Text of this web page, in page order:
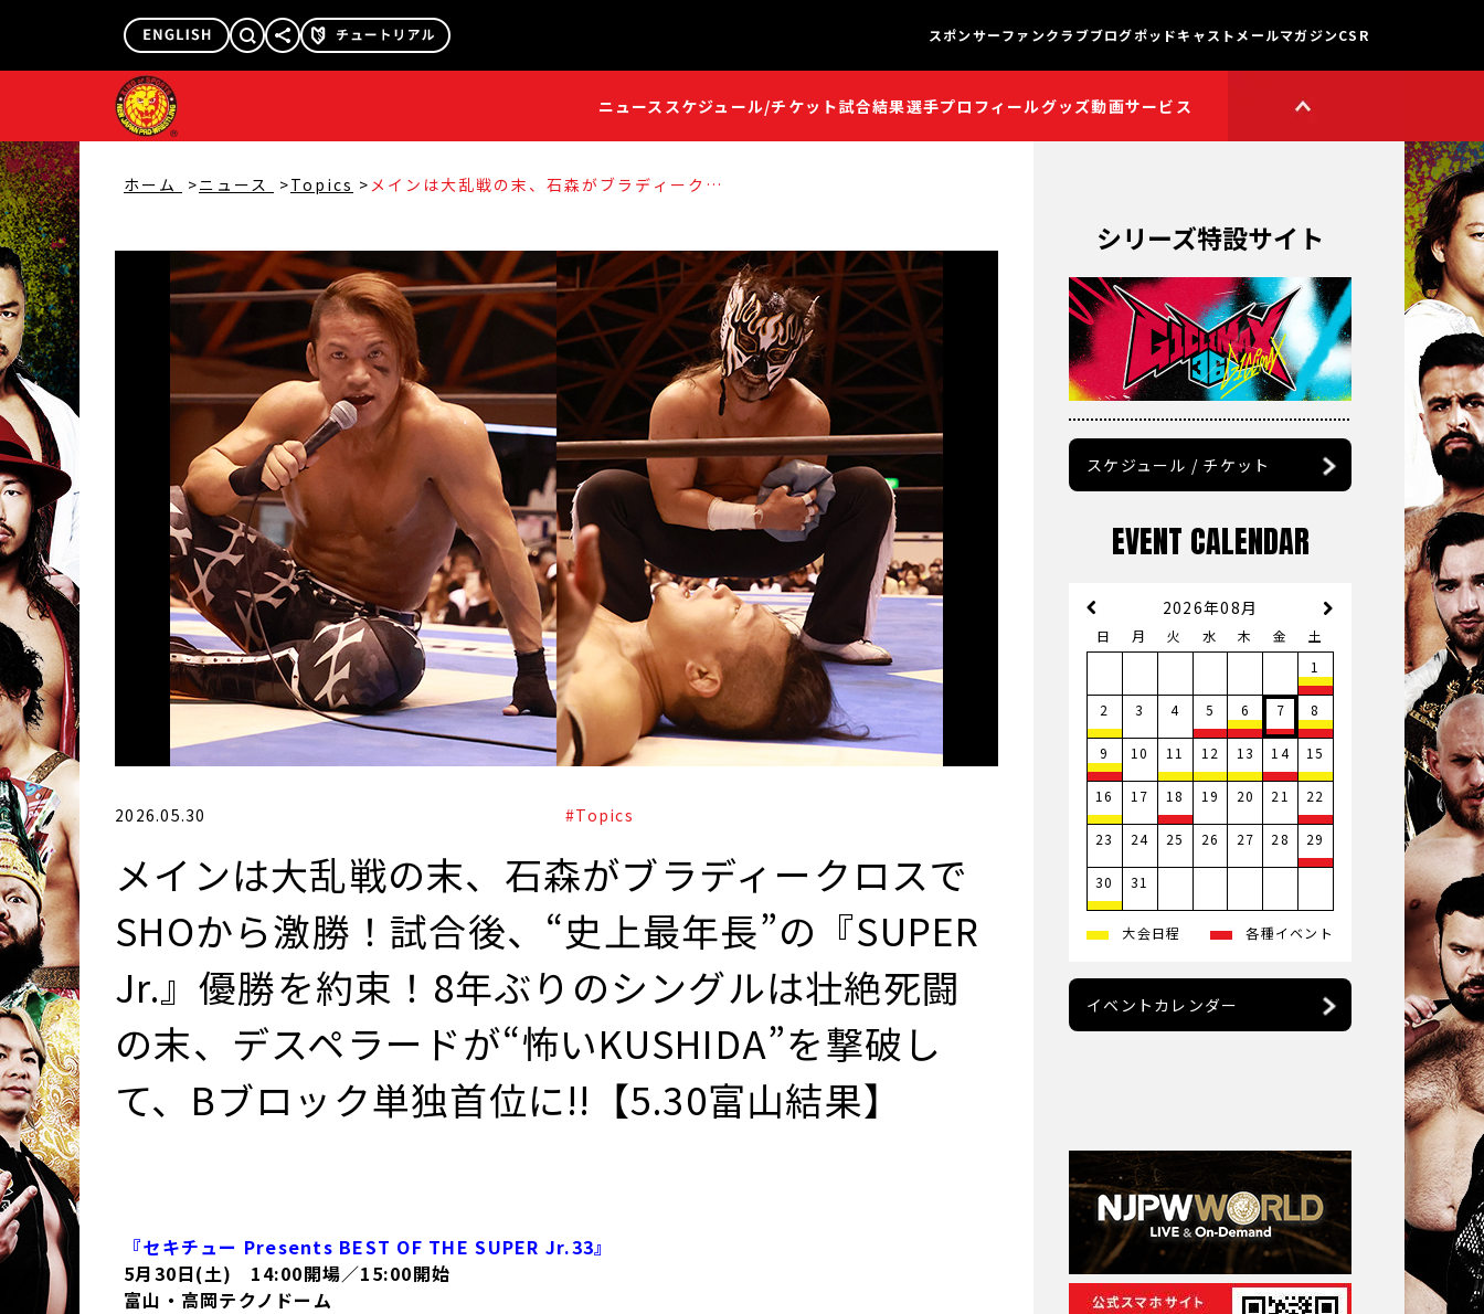
ニュース スケジュール/チケット試合結果選手プロフィールグッズ動画サービス
獣神サンダー・ライガー
矢野通プロデュース!!
スイーツ真壁チャンネル
聖帝タイチのゲーム実況
チャンネル
鷹木信悟ちゃんねる
オーカーンチャンネル
スポンサーファンクラブブログポッドキャスト メールマガジンCSR
ホーム ニュース Topics メインは大乱戦の末、石森がブラディークロ
KUSHIDA”を撃破して、Bブロック単独首位
に!!【5.30富山結果】
2026.05.30 #Topics
メインは大乱戦の末、石森がブラディークロスで
SHOから激勝！試合後、“史上最年長”の『SUPER
Jr.』優勝を約束！8年ぶりのシングルは壮絶死闘
の末、デスペラードが“怖いKUSHIDA”を撃破し
て、Bブロック単独首位に!!【5.30富山結果】
『セキチュー Presents BEST OF THE SUPER Jr.33』
5月30日(土) 14:00開場／15:00開始
富山・高岡テクノドーム
シリーズ特設サイト
スケジュール / チケット
EVENT CALENDAR
2026年08月
日 月 火 水 木 金
土
1
2 3 4 5 6 7 8
9 10 11 12 13 14 15
16 17 18 19 20 21 22
23 24 25 26 27 28 29
30 31
大会日程 各種イベント
イベントカレンダー